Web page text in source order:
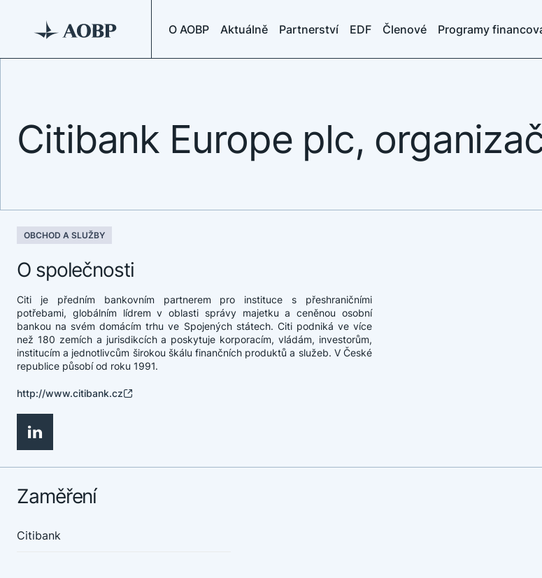
O AOBP Aktuálně Partnerství EDF Členové Programy
Citibank Europe plc,
OBCHOD A SLUŽBY
O společnosti
Citi je předním bankovním partnerem pro instituce s přeshraničními
potřebami, globálním lídrem v oblasti správy majetku a ceněnou osobní
bankou na svém domácím trhu ve Spojených státech. Citi podniká ve více
než 180 zemích a jurisdikcích a poskytuje korporacím, vládám, investorům,
institucím a jednotlivcům širokou škálu finančních produktů a služeb. V České
republice působí od roku 1991.
http://www.citibank.cz
Zaměření
Citibank